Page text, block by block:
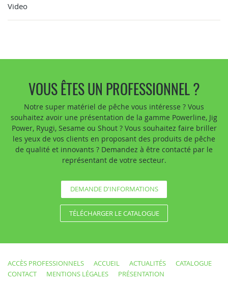
Video
VOUS ÊTES UN PROFESSIONNEL ?
Notre super matériel de pêche vous intéresse ? Vous
souhaitez avoir une présentation de la gamme Powerline, Jig
Power, Ryugi, Sesame ou Shout ? Vous souhaitez faire briller
les yeux de vos clients en proposant des produits de pêche
de qualité et innovants ? Demandez à être contacté par le
représentant de votre secteur.
DEMANDE D'INFORMATIONS
TÉLÉCHARGER LE CATALOGUE
ACCÈS PROFESSIONNELS ACCUEIL ACTUALITÉS
CATALOGUE
CONTACT
MENTIONS LÉGALES PRÉSENTATION